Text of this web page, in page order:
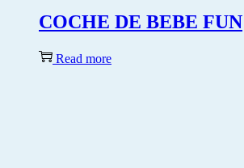
COCHE DE BEBE FUN
Read more